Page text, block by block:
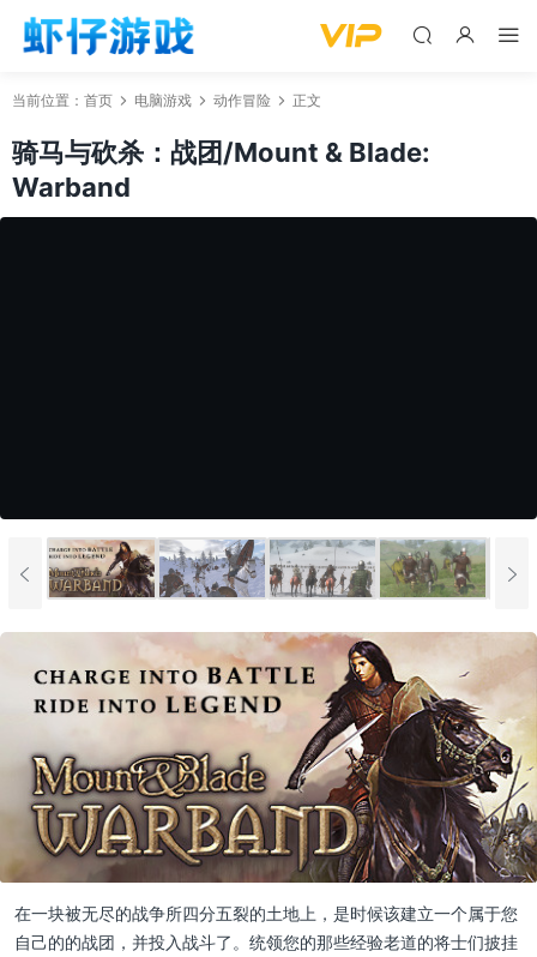
当前位置： 首页 电脑游戏 动作冒险 正文
骑马与砍杀：战团/Mount & Blade:
Warband
在一块被无尽的战争所四分五裂的土地上，是时候该建立一个属于您
自己的的战团，并投入战斗了。统领您的那些经验老道的将士们披挂